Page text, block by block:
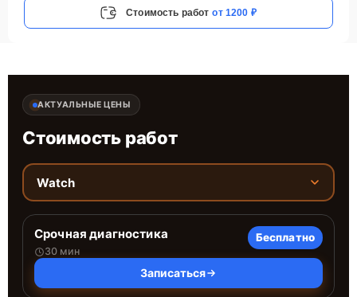
Стоимость работ от 1200 ₽
АКТУАЛЬНЫЕ ЦЕНЫ
Стоимость работ
Watch
Срочная диагностика
30 мин
Бесплатно
Записаться